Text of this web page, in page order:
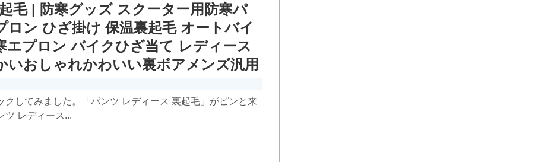
毛 | 防寒グッズ スクーター用防寒パ
ロン ひざ掛け 保温裏起毛 オートバイ
エプロン バイクひざ当て レディース
いおしゃれかわいい裏ボアメンズ汎用
クしてみました。「パンツ レディース 裏起毛」がピンと来
ツ レディース...